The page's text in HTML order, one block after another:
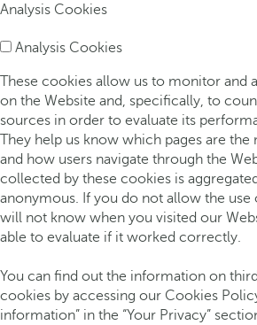
Analysis Cookies
Analysis Cookies
These cookies allow us to monitor and
on the Website and, specifically, to
sources in order to evaluate its
They help us know which pages are the
and how users navigate through the
collected by these cookies is
anonymous. If you do not allow the use
will not know when you visited our
able to evaluate if it worked correctly.
You can find out the information on
cookies by accessing our Cookies
information” in the “Your Privacy”